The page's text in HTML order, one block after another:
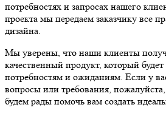
потребностях и запросах нашего
проекта мы передаем заказчику все
дизайна.
Мы уверены, что наши клиенты
качественный продукт, который будет
потребностям и ожиданиям. Если у
вопросы или требования,
будем рады помочь вам создать